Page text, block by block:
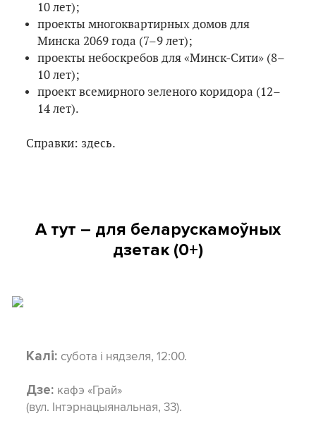
10 лет);
проекты многоквартирных домов для
Минска 2069 года (7–9 лет);
проекты небоскребов для «Минск-Сити» (8–
10 лет);
проект всемирного зеленого коридора (12–
14 лет).
Справки: здесь.
А тут – для беларускамоўных
дзетак (0+)
Калі: субота і нядзеля, 12:00.
Дзе: кафэ «Грай»
(вул. Інтэрнацыянальная, 33).